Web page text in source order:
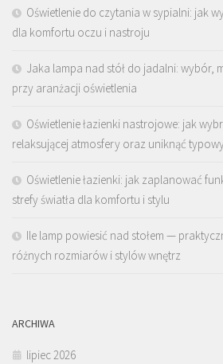
Oświetlenie do czytania w sypialni: jak
dla komfortu oczu i nastroju
Jaka lampa nad stół do jadalni: wybór,
przy aranżacji oświetlenia
Oświetlenie łazienki nastrojowe: jak
relaksującej atmosfery oraz uniknąć
Oświetlenie łazienki: jak zaplanować
strefy światła dla komfortu i stylu
Ile lamp powiesić nad stołem —
różnych rozmiarów i stylów wnętrz
ARCHIWA
lipiec 2026